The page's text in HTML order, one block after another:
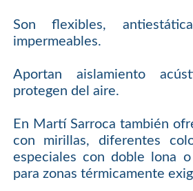
Son flexibles,
impermeables.
Aportan aislamiento
protegen del aire.
En Martí Sarroca también
con mirillas, diferentes
especiales con doble lona
para zonas térmicamente